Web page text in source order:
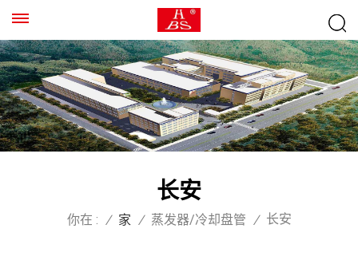
长安
你在 : / 家 / 蒸发器/冷却盘管 / 长安